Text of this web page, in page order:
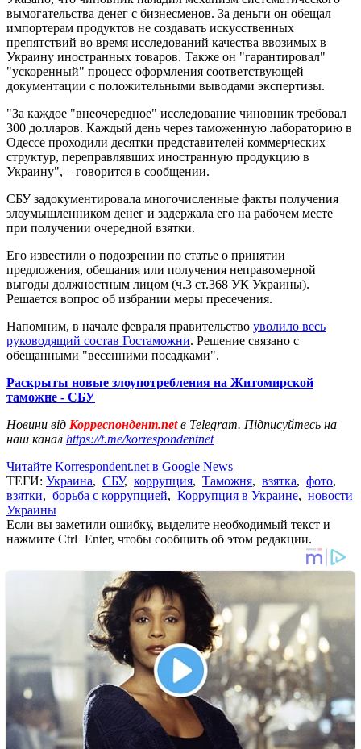
вымогательства денег с бизнесменов. За деньги он обещал
импортерам продуктов не создавать искусственных
препятствий во время исследований качества ввозимых в
Украину иностранных товаров. Также он "гарантировал"
"ускоренный" процесс оформления соответствующей
документации с положительными выводами экспертизы.
"За каждое "внеочередное" исследование чиновник требовал
300 долларов. Каждый день через таможенную лабораторию в
Одессе проходили десятки представителей коммерческих
структур, переправлявших иностранную продукцию в
Украину", – говорится в сообщении.
СБУ задокументировала многочисленные факты получения
злоумышленником денег и задержала его на рабочем месте
при получении очередной взятки.
Его известили о подозрении по статье о принятии
предложения, обещания или получения неправомерной
выгоды должностным лицом (ч.3 ст.368 УК Украины).
Решается вопрос об избрании меры пресечения.
Напомним, в начале февраля правительство уволило весь
руководящий состав Гостаможни. Решение связано с
обещанными "весенними посадками".
Раскрыты новые злоупотребления на Житомирской
таможне - СБУ
Новини від Корреспондент.netв Telegram. Підписуйтесь на
наш канал https://t.me/korrespondentnet
Читайте Korrespondent.net в Google News
ТЕГИ: Украина, СБУ, коррупция, Таможня, взятка, фото,
взятки, борьба с коррупцией, Коррупция в Украине, новости
Украины
Если вы заметили ошибку, выделите необходимый текст и
нажмите Ctrl+Enter, чтобы сообщить об этом редакции.